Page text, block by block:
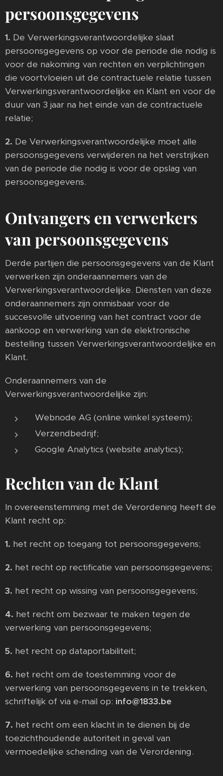
persoonsgegevens
1. De Verwerkingsverantwoordelijke slaat
persoonsgegevens op voor de periode die nodig is
voor de nakoming van rechten en verplichtingen
die voortvloeien uit de contractuele relatie tussen
Verwerkingsverantwoordelijke en Klant en voor de
duur van 3 jaar na het einde van de contractuele
relatie;
2. De Verwerkingsverantwoordelijke moet alle
persoonsgegevens verwijderen na het verstrijken
van de periode die nodig is voor de opslag van
persoonsgegevens.
Ontvangers en verwerkers
van persoonsgegevens
Derde partijen die persoonsgegevens van de Klant
verwerken zijn onderaannemers van de
Verwerkingsverantwoordelijke. Diensten van deze
onderaannemers zijn onmisbaar voor de
succesvolle uitvoering van het contract voor de
aankoop en verwerking van de elektronische
bestelling tussen Verwerkingsverantwoordelijke en
Klant.
Onderaannemers van de
Verwerkingsverantwoordelijke zijn:
Webnode AG (online winkel systeem);
Verzendbedrijf;
Google Analytics (website analytics);
Rechten van de Klant
In overeenstemming met de Verordening heeft de
Klant recht op:
1. het recht op toegang tot persoonsgegevens;
2. het recht op rectificatie van persoonsgegevens;
3. het recht op wissing van persoonsgegevens;
4. het recht om bezwaar te maken tegen de
verwerking van persoonsgegevens;
5. het recht op dataportabiliteit;
6. het recht om de toestemming voor de
verwerking van persoonsgegevens in te trekken,
schriftelijk of via e-mail op: info@1833.be
7. het recht om een klacht in te dienen bij de
toezichthoudende autoriteit in geval van
vermoedelijke schending van de Verordening.